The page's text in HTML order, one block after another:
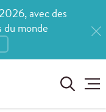
avec des
monde